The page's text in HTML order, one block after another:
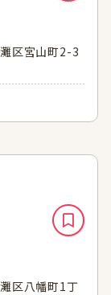
区宮山町2-3
区八幡町1丁